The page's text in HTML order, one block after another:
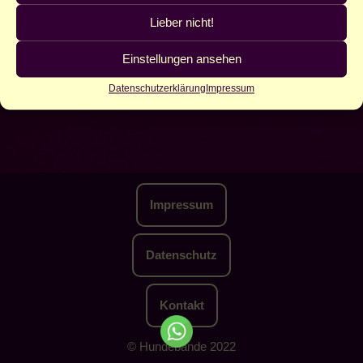
Lieber nicht!
Einstellungen ansehen
Datenschutzerklärung Impressum
Impressum
Datenschutz
Kontakt
© Hundebande 2022